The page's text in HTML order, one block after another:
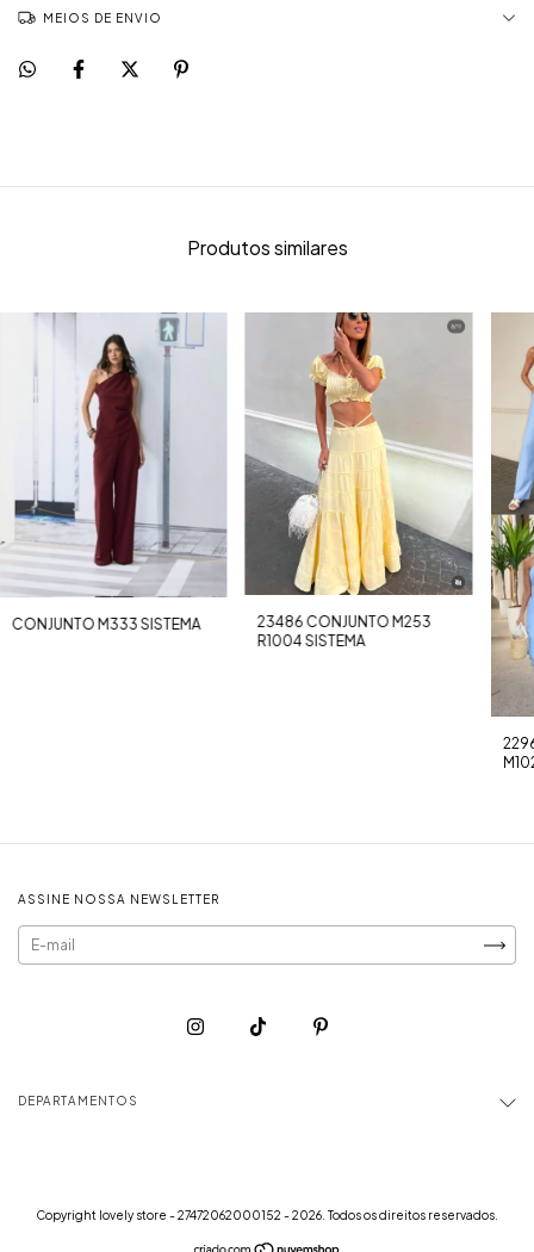
MEIOS DE ENVIO
Produtos similares
CONJUNTO M333 SISTEMA
23486 CONJUNTO M253
R1004 SISTEMA
ASSINE NOSSA NEWSLETTER
DEPARTAMENTOS
Copyright lovely store - 27472062000152 - 2026. Todos os direitos reservados.